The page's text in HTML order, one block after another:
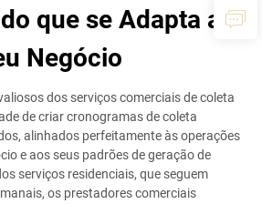
que se Adapta ao
Negócio
dos serviços comerciais de coleta
de criar cronogramas de coleta
alinhados perfeitamente às operações
e aos seus padrões de geração de
serviços residenciais, que seguem
os prestadores comerciais